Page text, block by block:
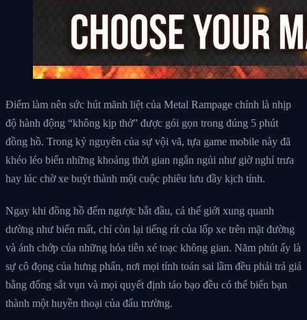
Điểm làm nên sức hút mãnh liệt của Metal Rampage chính là nhịp
độ hành động “không kịp thở” được gói gọn trong đúng 5 phút
đồng hồ. Trong kỷ nguyên của sự vội vã, tựa game mobile này đã
khéo léo biến những khoảng thời gian ngắn ngủi như giờ nghỉ trưa
hay lúc chờ xe buýt thành một cuộc phiêu lưu đầy kịch tính.
Ngay khi đồng hồ đếm ngược bắt đầu, cả thế giới xung quanh
dường như biến mất, chỉ còn lại tiếng rít của lốp xe trên mặt đường
và ánh chớp của những hỏa tiễn xé toạc không gian. Năm phút ấy là
sự cô đọng của hưng phấn, nơi mọi tính toán sai lầm đều phải trả giá
bằng đống sắt vụn và mọi quyết định táo bạo đều có thể biến bạn
thành một huyền thoại của đấu trường.